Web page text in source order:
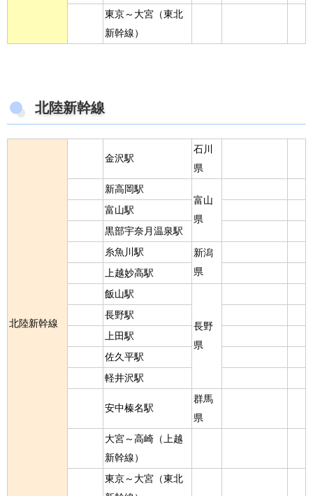
東京～大宮（東北
新幹線）
北陸新幹線
北陸新幹線
金沢駅
石川
県
新高岡駅
富山
県
富山駅
黒部宇奈月温泉駅
糸魚川駅
新潟
県
上越妙高駅
飯山駅
長野
県
長野駅
上田駅
佐久平駅
軽井沢駅
安中榛名駅
群馬
県
大宮～高崎（上越
新幹線）
東京～大宮（東北